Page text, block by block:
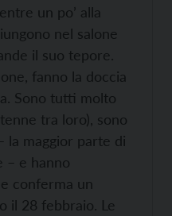
un po’ alla
nel salone
il suo tepore.
fanno la doccia
Sono tutti molto
tra loro), sono
la maggior parte di
– e hanno
conferma un
il 28 febbraio. Le